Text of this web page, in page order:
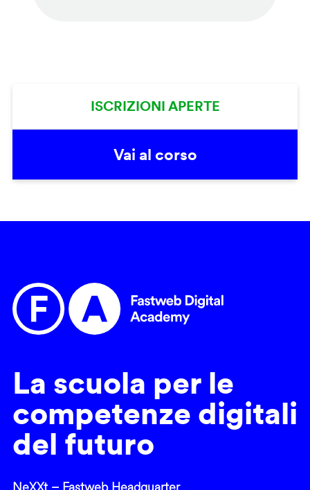
ISCRIZIONI APERTE
Vai al corso
La scuola per le
competenze digitali
del futuro
NeXXt – Fastweb Headquarter